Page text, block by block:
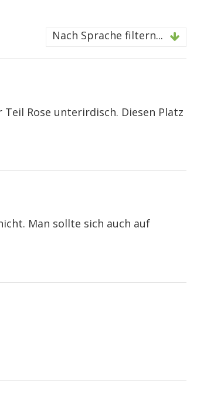
Nach Sprache filtern...
Rose unterirdisch. Diesen Platz
Man sollte sich auch auf